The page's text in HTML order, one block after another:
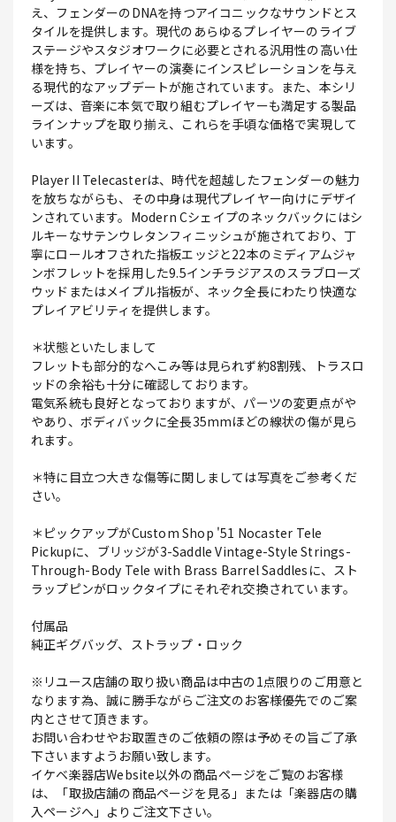
え、フェンダーのDNAを持つアイコニックなサウンドとス
タイルを提供します。現代のあらゆるプレイヤーのライブ
ステージやスタジオワークに必要とされる汎用性の高い仕
様を持ち、プレイヤーの演奏にインスピレーションを与え
る現代的なアップデートが施されています。また、本シリ
ーズは、音楽に本気で取り組むプレイヤーも満足する製品
ラインナップを取り揃え、これらを手頃な価格で実現して
います。
Player II Telecasterは、時代を超越したフェンダーの魅力
を放ちながらも、その中身は現代プレイヤー向けにデザイ
ンされています。Modern Cシェイプのネックバックにはシ
ルキーなサテンウレタンフィニッシュが施されており、丁
寧にロールオフされた指板エッジと22本のミディアムジャ
ンボフレットを採用した9.5インチラジアスのスラブローズ
ウッドまたはメイプル指板が、ネック全長にわたり快適な
プレイアビリティを提供します。
＊状態といたしまして
フレットも部分的なへこみ等は見られず約8割残、トラスロ
ッドの余裕も十分に確認しております。
電気系統も良好となっておりますが、パーツの変更点がや
やあり、ボディバックに全長35mmほどの線状の傷が見ら
れます。
＊特に目立つ大きな傷等に関しましては写真をご参考くだ
さい。
＊ピックアップがCustom Shop '51 Nocaster Tele
Pickupに、ブリッジが3-Saddle Vintage-Style Strings-
Through-Body Tele with Brass Barrel Saddlesに、スト
ラップピンがロックタイプにそれぞれ交換されています。
付属品
純正ギグバッグ、ストラップ・ロック
※リユース店舗の取り扱い商品は中古の1点限りのご用意と
なります為、誠に勝手ながらご注文のお客様優先でのご案
内とさせて頂きます。
お問い合わせやお取置きのご依頼の際は予めその旨ご了承
下さいますようお願い致します。
イケベ楽器店Website以外の商品ページをご覧のお客様
は、「取扱店舗の商品ページを見る」または「楽器店の購
入ページへ」よりご注文下さい。